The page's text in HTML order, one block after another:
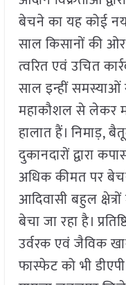
बेचने का यह कोई
साल किसानों की
त्वरित एवं उचित
साल इन्हीं
महाकौशल से लेकर
हालात हैं। निमाड़,
दुकानदारों द्वारा
अधिक कीमत पर
आदिवासी बहुल
बेचा जा रहा है।
उर्वरक एवं जैविक
फास्फेट को भी